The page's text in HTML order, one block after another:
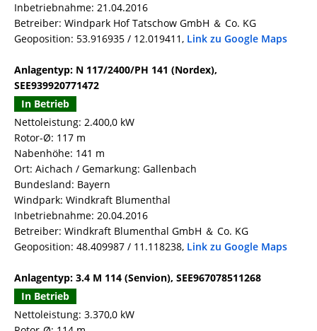
Inbetriebnahme: 21.04.2016
Betreiber: Windpark Hof Tatschow GmbH ＆ Co. KG
Geoposition: 53.916935 / 12.019411, Link zu Google Maps
Anlagentyp: N 117/2400/PH 141 (Nordex),
SEE939920771472
In Betrieb
Nettoleistung: 2.400,0 kW
Rotor-Ø: 117 m
Nabenhöhe: 141 m
Ort: Aichach / Gemarkung: Gallenbach
Bundesland: Bayern
Windpark: Windkraft Blumenthal
Inbetriebnahme: 20.04.2016
Betreiber: Windkraft Blumenthal GmbH ＆ Co. KG
Geoposition: 48.409987 / 11.118238, Link zu Google Maps
Anlagentyp: 3.4 M 114 (Senvion), SEE967078511268
In Betrieb
Nettoleistung: 3.370,0 kW